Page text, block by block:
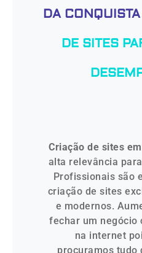
DA
DE SITES
Criação de sites
alta relevância
Profissionais são
criação de sites
e modernos.
fechar um negócio
na internet
procuramos tudo